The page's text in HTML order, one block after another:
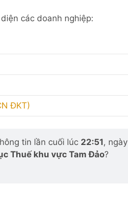
các doanh nghiệp:
ĐKT)
tin lần cuối lúc 22:51, ngày
Thuế khu vực Tam Đảo?